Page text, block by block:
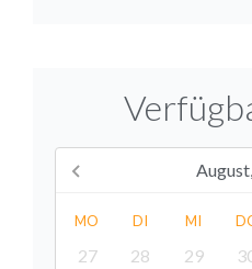
August,
MO DI MI
27 28 29